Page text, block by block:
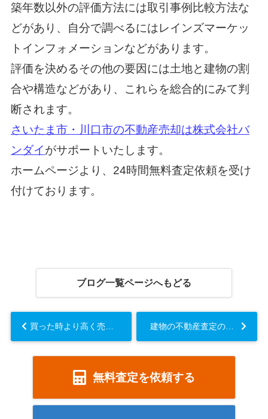
築年数以外の評価方法には取引事例比較方法な
どがあり、自分で調べるにはレインズマーケッ
トインフォメーションなどがあります。
評価を決めるその他の要因には土地と建物の割
合や構造などがあり、これらを総合的にみて判
断されます。
さいたま市・川口市の不動産売却は株式会社バ
ンダイがサポートいたします。
ホームページより、24時間無料査定依頼を受け
付けております。
ブログ一覧ページへもどる
無料査定を依頼する